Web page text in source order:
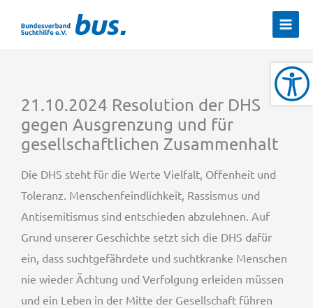
Inhalt
21.10.2024 Resolution der DHS
gegen Ausgrenzung und für
gesellschaftlichen Zusammenhalt
Die DHS steht für die Werte Vielfalt, Offenheit und
Toleranz. Menschenfeindlichkeit, Rassismus und
Antisemitismus sind entschieden abzulehnen. Auf
Grund unserer Geschichte setzt sich die DHS dafür
ein, dass suchtgefährdete und suchtkranke Menschen
nie wieder Ächtung und Verfolgung erleiden müssen
und ein Leben in der Mitte der Gesellschaft führen